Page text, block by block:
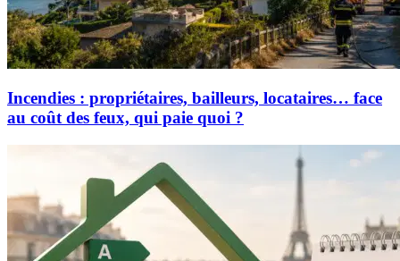
Incendies : propriétaires, bailleurs, locataires… face
au coût des feux, qui paie quoi ?